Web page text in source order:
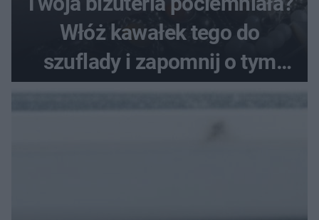
Włóż kawałek tego do
szuflady i zapomnij o tym